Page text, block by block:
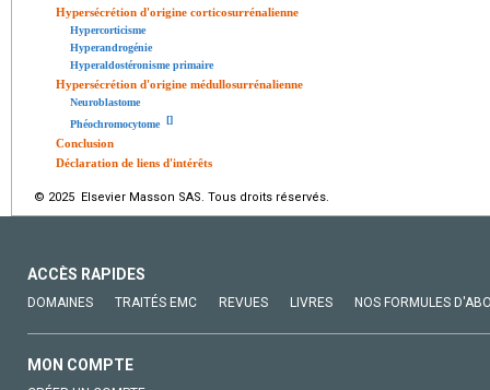
Hypersécrétion d'origine corticosurrénalienne
Hypercorticisme
Hyperandrogénie
Hyperaldostéronisme primaire
Hypersécrétion d'origine médullosurrénalienne
Neuroblastome
Phéochromocytome []
Conclusion
Déclaration de liens d'intérêts
© 2025 Elsevier Masson SAS. Tous droits réservés.
ACCÈS RAPIDES
DOMAINES TRAITÉS EMC REVUES LIVRES NOS FORMULES
MON COMPTE